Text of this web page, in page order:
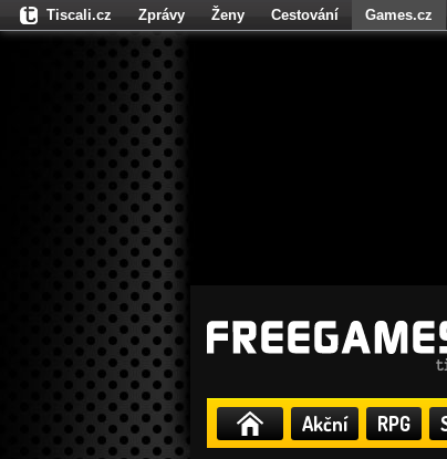
Akční RPG
Tiscali.cz Zprávy Ženy Cestování Games.cz
Fights.cz